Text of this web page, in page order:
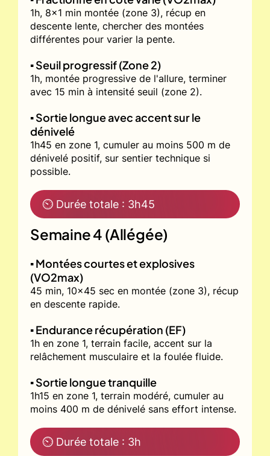
1h, 8x1 min montée (zone 3), récup en
descente lente, chercher des montées
différentes pour varier la pente.
▪️ Seuil progressif (Zone 2)
1h, montée progressive de l'allure, terminer
avec 15 min à intensité seuil (zone 2).
▪️ Sortie longue avec accent sur le
dénivelé
1h45 en zone 1, cumuler au moins 500 m de
dénivelé positif, sur sentier technique si
possible.
⏲ Durée totale : 3h45
Semaine 4 (Allégée)
▪️ Montées courtes et explosives
(VO2max)
45 min, 10x45 sec en montée (zone 3), récup
en descente rapide.
▪️ Endurance récupération (EF)
1h en zone 1, terrain facile, accent sur la
relâchement musculaire et la foulée fluide.
▪️ Sortie longue tranquille
1h15 en zone 1, terrain modéré, cumuler au
moins 400 m de dénivelé sans effort intense.
⏲ Durée totale : 3h